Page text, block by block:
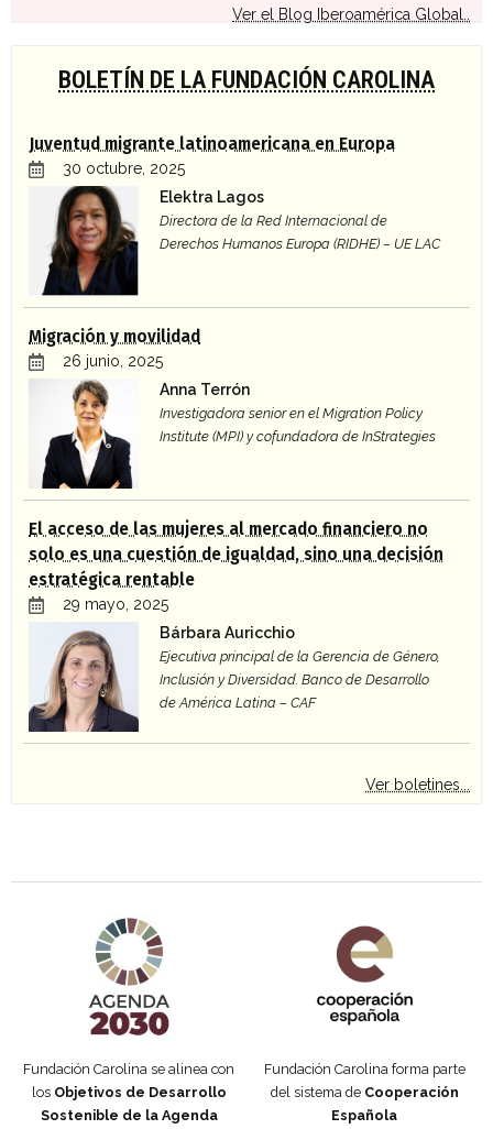
Ver el Blog Iberoamérica Global..
BOLETÍN DE LA FUNDACIÓN CAROLINA
Juventud migrante latinoamericana en Europa
30 octubre, 2025
Elektra Lagos
Directora de la Red Internacional de
Derechos Humanos Europa (RIDHE) – UE LAC
Migración y movilidad
26 junio, 2025
Anna Terrón
Investigadora senior en el Migration Policy
Institute (MPI) y cofundadora de InStrategies
El acceso de las mujeres al mercado financiero no
solo es una cuestión de igualdad, sino una decisión
estratégica rentable
29 mayo, 2025
Bárbara Auricchio
Ejecutiva principal de la Gerencia de Género,
Inclusión y Diversidad. Banco de Desarrollo
de América Latina – CAF
Ver boletines...
Fundación Carolina se alinea con
los Objetivos de Desarrollo
Sostenible de la Agenda
Fundación Carolina forma parte
del sistema de Cooperación
Española